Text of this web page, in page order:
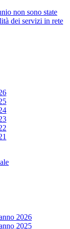
non sono state
dei servizi in rete
2026
2025